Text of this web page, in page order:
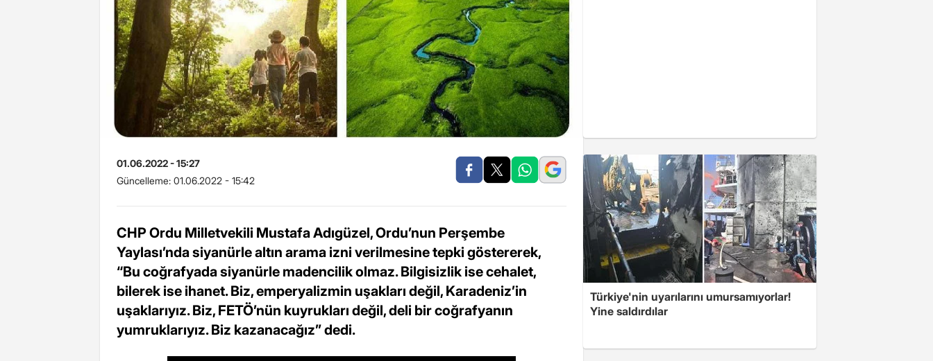
01.06.2022 - 15:27
Güncelleme: 01.06.2022 - 15:42
CHP Ordu Milletvekili Mustafa Adıgüzel, Ordu’nun Perşembe
Yaylası’nda siyanürle altın arama izni verilmesine tepki göstererek,
“Bu coğrafyada siyanürle madencilik olmaz. Bilgisizlik ise cehalet,
bilerek ise ihanet. Biz, emperyalizmin uşakları değil, Karadeniz’in
uşaklarıyız. Biz, FETÖ’nün kuyrukları değil, deli bir coğrafyanın
yumruklarıyız. Biz kazanacağız” dedi.
Türkiye'nin uyarılarını umursamıyorlar!
Yine saldırdılar